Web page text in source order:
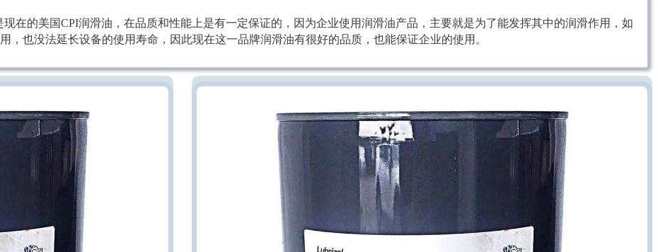
在的美国CPI润滑油，在品质和性能上是有一定保证的，因为企业使用润滑油产品，主要就是为了能发挥其中的润滑作用，如
，也没法延长设备的使用寿命，因此现在这一品牌润滑油有很好的品质，也能保证企业的使用。